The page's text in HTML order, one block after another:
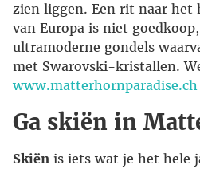
zien liggen. Een rit naar het
van Europa is niet
ultramoderne gondels
met Swarovski-kristallen.
www.matterhornparadise.ch
Ga skiën in
Skiën is iets wat je het hele